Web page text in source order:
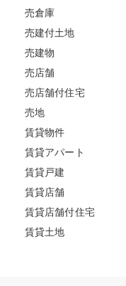
売倉庫
売建付土地
売建物
売店舗
売店舗付住宅
売地
賃貸物件
賃貸アパート
賃貸戸建
賃貸店舗
賃貸店舗付住宅
賃貸土地